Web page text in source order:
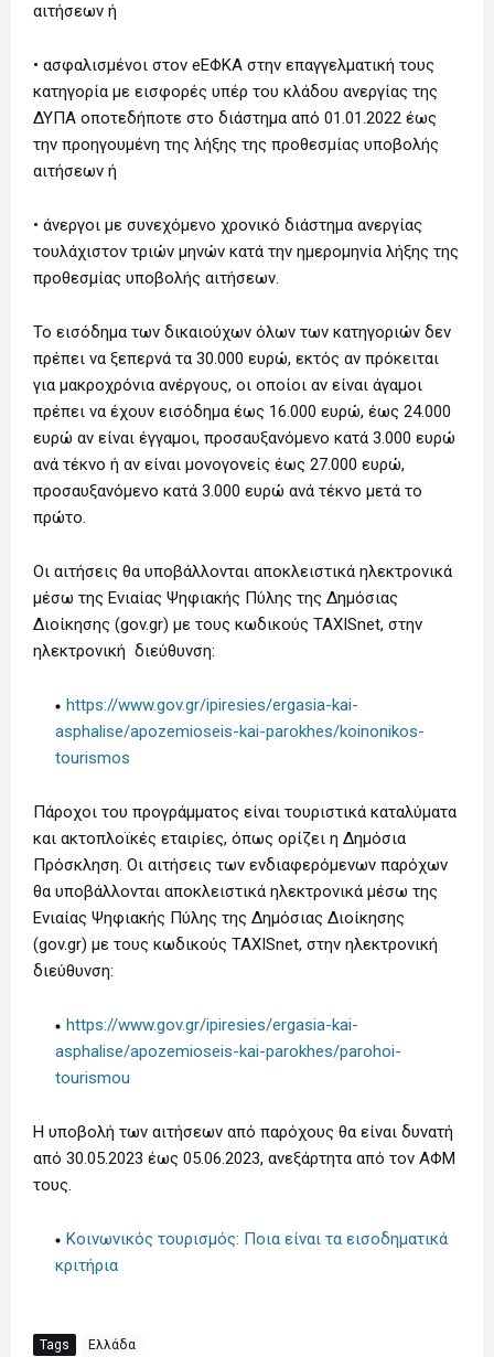
αιτήσεων ή
• ασφαλισμένοι στον eEΦΚΑ στην επαγγελματική τους
κατηγορία με εισφορές υπέρ του κλάδου ανεργίας της
ΔΥΠΑ οποτεδήποτε στο διάστημα από 01.01.2022 έως
την προηγουμένη της λήξης της προθεσμίας υποβολής
αιτήσεων ή
• άνεργοι με συνεχόμενο χρονικό διάστημα ανεργίας
τουλάχιστον τριών μηνών κατά την ημερομηνία λήξης της
προθεσμίας υποβολής αιτήσεων.
Το εισόδημα των δικαιούχων όλων των κατηγοριών δεν
πρέπει να ξεπερνά τα 30.000 ευρώ, εκτός αν πρόκειται
για μακροχρόνια ανέργους, οι οποίοι αν είναι άγαμοι
πρέπει να έχουν εισόδημα έως 16.000 ευρώ, έως 24.000
ευρώ αν είναι έγγαμοι, προσαυξανόμενο κατά 3.000 ευρώ
ανά τέκνο ή αν είναι μονογονείς έως 27.000 ευρώ,
προσαυξανόμενο κατά 3.000 ευρώ ανά τέκνο μετά το
πρώτο.
Οι αιτήσεις θα υποβάλλονται αποκλειστικά ηλεκτρονικά
μέσω της Ενιαίας Ψηφιακής Πύλης της Δημόσιας
Διοίκησης (gov.gr) με τους κωδικούς TAXISnet, στην
ηλεκτρονική διεύθυνση:
https://www.gov.gr/ipiresies/ergasia-kai-
asphalise/apozemioseis-kai-parokhes/koinonikos-
tourismos
Πάροχοι του προγράμματος είναι τουριστικά καταλύματα
και ακτοπλοϊκές εταιρίες, όπως ορίζει η Δημόσια
Πρόσκληση. Οι αιτήσεις των ενδιαφερόμενων παρόχων
θα υποβάλλονται αποκλειστικά ηλεκτρονικά μέσω της
Ενιαίας Ψηφιακής Πύλης της Δημόσιας Διοίκησης
(gov.gr) με τους κωδικούς TAXISnet, στην ηλεκτρονική
διεύθυνση:
https://www.gov.gr/ipiresies/ergasia-kai-
asphalise/apozemioseis-kai-parokhes/parohoi-
tourismou
Η υποβολή των αιτήσεων από παρόχους θα είναι δυνατή
από 30.05.2023 έως 05.06.2023, ανεξάρτητα από τον ΑΦΜ
τους.
Κοινωνικός τουρισμός: Ποια είναι τα εισοδηματικά
κριτήρια
Tags Ελλάδα